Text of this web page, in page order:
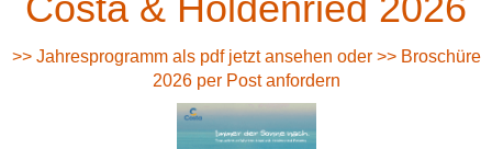
>> Jahresprogramm als pdf jetzt ansehen oder >> Broschüre
2026 per Post anfordern